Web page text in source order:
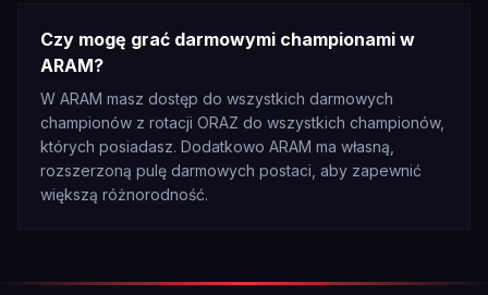
Czy mogę grać darmowymi championami w
ARAM?
W ARAM masz dostęp do wszystkich darmowych
championów z rotacji ORAZ do wszystkich championów,
których posiadasz. Dodatkowo ARAM ma własną,
rozszerzoną pulę darmowych postaci, aby zapewnić
większą różnorodność.